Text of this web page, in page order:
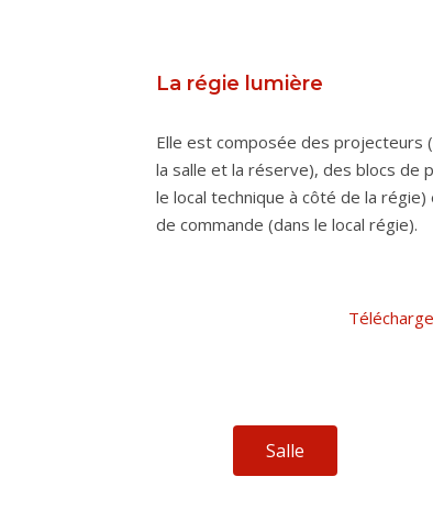
La régie lumière
Elle est composée des projecteurs
la salle et la réserve), des blocs de
le local technique à côté de la régie)
de commande (dans le local régie).
Salle